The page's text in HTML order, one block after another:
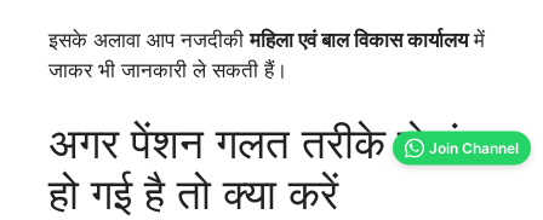
इसके अलावा आप नजदीकीमहिला एवं बाल विकास कार्यालयमें
जाकर भी जानकारी ले सकती हैं।
अगर पेंशन गलत तरीके से बंद
हो गई है तो क्या करें
Join Channel